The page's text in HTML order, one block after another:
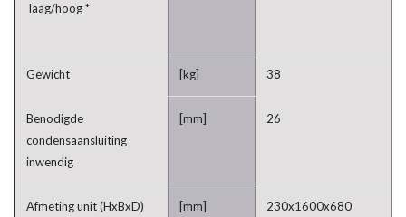
laag/hoog *
Gewicht [kg] 38
Benodigde
condensaansluiting
inwendig
[mm] 26
Afmeting unit (HxBxD) [mm] 230x1600x680